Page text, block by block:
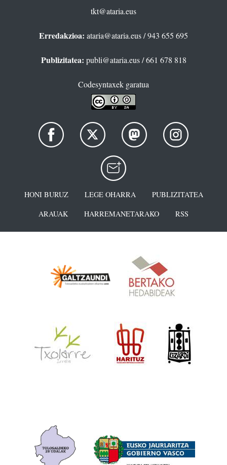
tkt@ataria.eus
Erredakzioa: ataria@ataria.eus/ 943 655 695
Publizitatea: publi@ataria.eus/ 661 678 818
Codesyntaxek garatua
HONI BURUZ LEGE OHARRA
PUBLIZITATEA
ARAUAK
HARREMANETARAKO RSS